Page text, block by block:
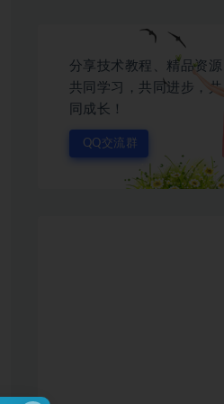
分享技术教程、精品资源
共同学习，共同进步，共
同成长！
QQ交流群